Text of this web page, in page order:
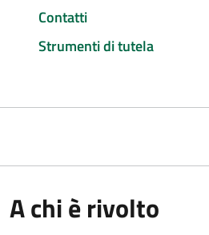
Contatti
Strumenti di tutela
A chi è rivolto